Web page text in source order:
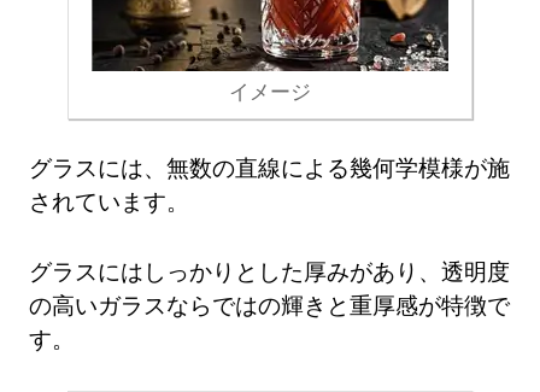
イメージ
グラスには、無数の直線による幾何学模様が施
されています。
グラスにはしっかりとした厚みがあり、透明度
の高いガラスならではの輝きと重厚感が特徴で
す。